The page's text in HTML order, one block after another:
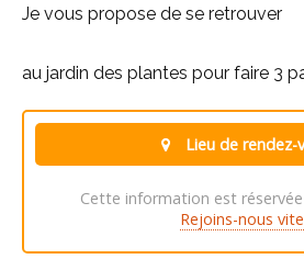
Je vous propose de se retrouver
au jardin des plantes pour faire 3
Lieu de rendez-
Cette information est
Rejoins-nous vite